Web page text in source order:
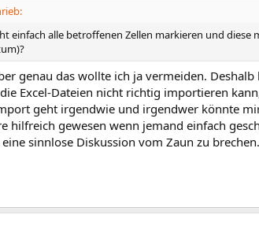
einfach alle betroffenen Zellen markieren und
genau das wollte ich ja vermeiden.
Excel-Dateien nicht richtig importieren
geht irgendwie und irgendwer könnte
hilfreich gewesen wenn jemand einfach
sinnlose Diskussion vom Zaun zu